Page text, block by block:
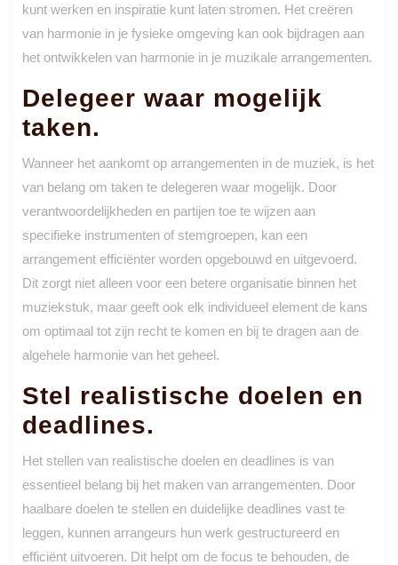
kunt werken en inspiratie kunt laten stromen. Het creëren
van harmonie in je fysieke omgeving kan ook bijdragen aan
het ontwikkelen van harmonie in je muzikale arrangementen.
Delegeer waar mogelijk
taken.
Wanneer het aankomt op arrangementen in de muziek, is het
van belang om taken te delegeren waar mogelijk. Door
verantwoordelijkheden en partijen toe te wijzen aan
specifieke instrumenten of stemgroepen, kan een
arrangement efficiënter worden opgebouwd en uitgevoerd.
Dit zorgt niet alleen voor een betere organisatie binnen het
muziekstuk, maar geeft ook elk individueel element de kans
om optimaal tot zijn recht te komen en bij te dragen aan de
algehele harmonie van het geheel.
Stel realistische doelen en
deadlines.
Het stellen van realistische doelen en deadlines is van
essentieel belang bij het maken van arrangementen. Door
haalbare doelen te stellen en duidelijke deadlines vast te
leggen, kunnen arrangeurs hun werk gestructureerd en
efficiënt uitvoeren. Dit helpt om de focus te behouden, de